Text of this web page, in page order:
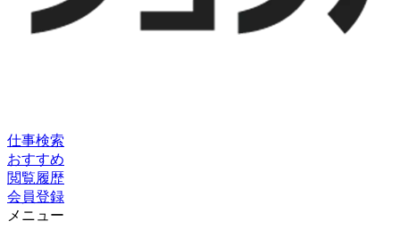
仕事検索
おすすめ
閲覧履歴
会員登録
メニュー